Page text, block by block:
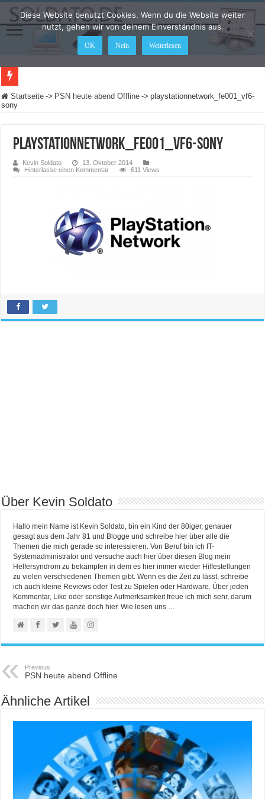
Startseite -> PSN heute abend Offline -> playstationnetwork_fe001_vf6-
sony
playstationnetwork_fe001_vf6-sony
Kevin Soldato
13. Oktober 2014
Hinterlasse einen Kommentar
611 Views
Über Kevin Soldato
Hallo mein Name ist Kevin Soldato, bin ein Kind der 80iger, genauer
gesagt aus dem Jahr 81 und Blogge und schreibe hier über alle die
Themen die mich gerade so interessieren. Von Beruf bin ich IT-
Systemadministrator und versuche auch hier über diesen Blog mein
Helfersyndrom zu bekämpfen in dem es hier immer wieder Hilfestellungen
zu vielen verschiedenen Themen gibt. Wenn es die Zeit zu lässt, schreibe
ich auch kleine Reviews oder Test zu Spielen oder Hardware. Über jeden
Kommentar, Like oder sonstige Aufmerksamkeit freue ich mich sehr, darum
machen wir das ganze doch hier. Wie lesen uns …
Previous
PSN heute abend Offline
Ähnliche Artikel
Diese Website benutzt Cookies. Wenn du die Website weiter
nutzt, gehen wir von deinem Einverständnis aus.
OK Nein Weiterlesen